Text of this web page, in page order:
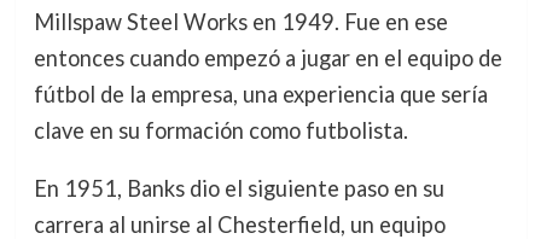
Millspaw Steel Works en 1949. Fue en ese
entonces cuando empezó a jugar en el equipo de
fútbol de la empresa, una experiencia que sería
clave en su formación como futbolista.
En 1951, Banks dio el siguiente paso en su
carrera al unirse al Chesterfield, un equipo